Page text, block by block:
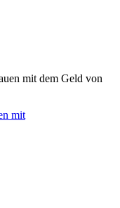
mit